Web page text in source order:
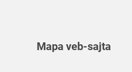
Mapa veb-sajta